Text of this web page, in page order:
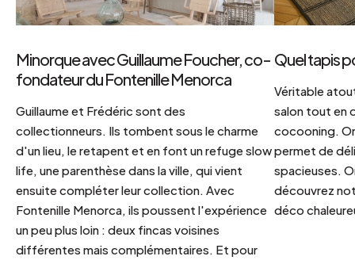
Minorque avec Guillaume Foucher, co-
fondateur du Fontenille Menorca
Guillaume et Frédéric sont des
collectionneurs. Ils tombent sous le charme
d'un lieu, le retapent et en font un refuge slow
life, une parenthèse dans la ville, qui vient
ensuite compléter leur collection. Avec
Fontenille Menorca, ils poussent l'expérience
un peu plus loin : deux fincas voisines
différentes mais complémentaires. Et pour
Quel tapis
Véritable
salon tout en
cocooning.
permet de
spacieuses.
découvrez
déco